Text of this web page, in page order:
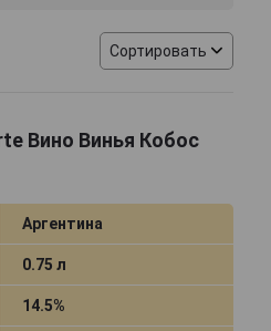
Сортировать
Вино Винья Кобос
Аргентина
0.75 л
14.5%